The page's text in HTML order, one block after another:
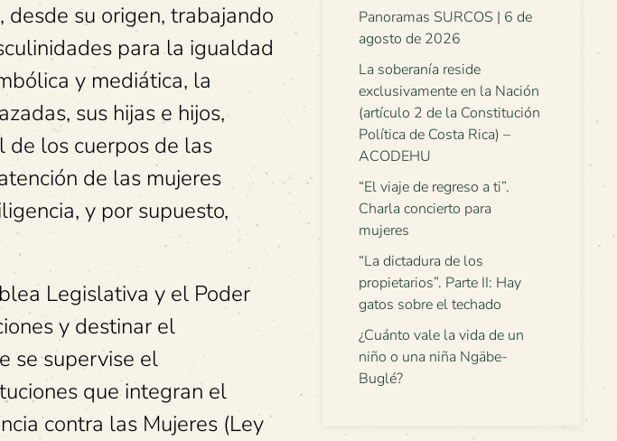
su origen, trabajando
para la igualdad
y mediática, la
sus hijas e hijos,
de los cuerpos de las
de las mujeres
y por supuesto,
Legislativa y el Poder
y destinar el
se supervise el
que integran el
contra las Mujeres (Ley
Panoramas SURCOS | 6 de
agosto de 2026
La soberanía reside
exclusivamente en la Nación
(artículo 2 de la Constitución
Política de Costa Rica) –
ACODEHU
“El viaje de regreso a ti”.
Charla concierto para
mujeres
“La dictadura de los
propietarios”. Parte II: Hay
gatos sobre el techado
¿Cuánto vale la vida de un
niño o una niña Ngäbe-
Buglé?